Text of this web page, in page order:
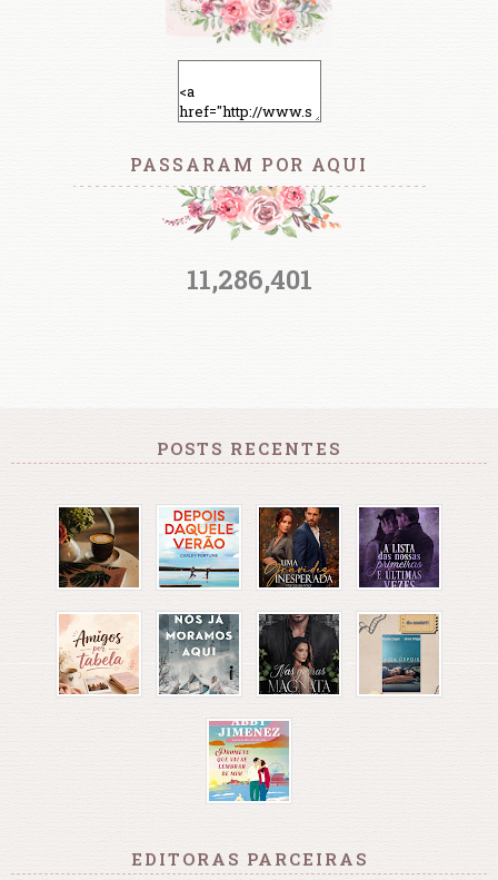
PASSARAM POR AQUI
11,286,401
POSTS RECENTES
EDITORAS PARCEIRAS